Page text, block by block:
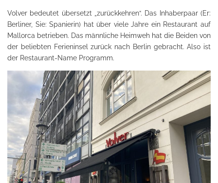
Volver bedeutet übersetzt „zurückkehren“. Das Inhaberpaar (Er:
Berliner, Sie: Spanierin) hat über viele Jahre ein Restaurant auf
Mallorca betrieben. Das männliche Heimweh hat die Beiden von
der beliebten Ferieninsel zurück nach Berlin gebracht. Also ist
der Restaurant-Name Programm.